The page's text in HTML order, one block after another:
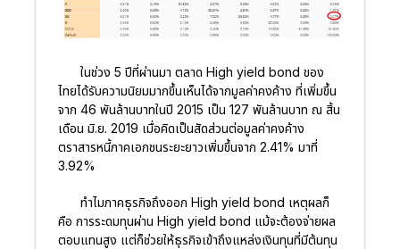
ในช่วง 5 ปีที่ผ่านมา ตลาด High yield bond ของ
ไทยได้รับความนิยมมากขึ้นเห็นได้จากมูลค่าคงค้าง ที่เพิ่มขึ้น
จาก 46 พันล้านบาทในปี 2015 เป็น 127 พันล้านบาท ณ สิ้น
เดือน มิ.ย. 2019 เมื่อคิดเป็นสัดส่วนต่อมูลค่าคงค้าง
ตราสารหนี้ภาคเอกชนระยะยาวเพิ่มขึ้นจาก 2.41% มาที่
3.92%
ทำไมภาคธุรกิจถึงออก High yield bond เหตุผลก็
คือ การระดมทุนผ่าน High yield bond แม้จะต้องจ่ายผล
ตอบแทนสูง แต่ก็ช่วยให้ธุรกิจเข้าถึงแหล่งเงินทุนที่มีต้นทุน